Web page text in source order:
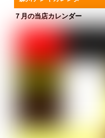
７月の当店カレンダー